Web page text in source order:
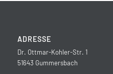
ADRESSE
Dr. Ottmar-Kohler-Str. 1
51643 Gummersbach